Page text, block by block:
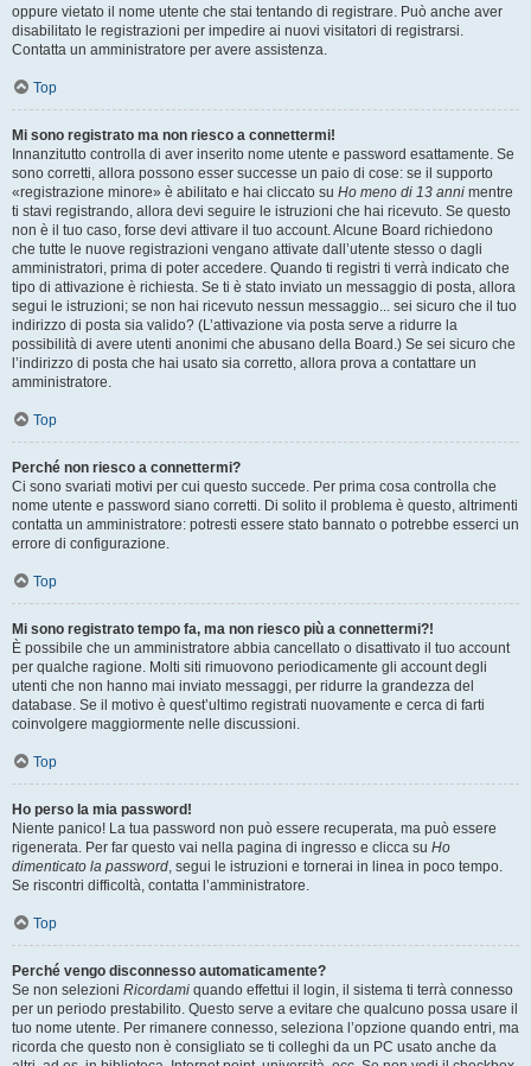
oppure vietato il nome utente che stai tentando di registrare. Può anche aver
disabilitato le registrazioni per impedire ai nuovi visitatori di registrarsi.
Contatta un amministratore per avere assistenza.
Top
Mi sono registrato ma non riesco a connettermi!
Innanzitutto controlla di aver inserito nome utente e password esattamente. Se
sono corretti, allora possono esser successe un paio di cose: se il supporto
«registrazione minore» è abilitato e hai cliccato su Ho meno di 13 anni mentre
ti stavi registrando, allora devi seguire le istruzioni che hai ricevuto. Se questo
non è il tuo caso, forse devi attivare il tuo account. Alcune Board richiedono
che tutte le nuove registrazioni vengano attivate dall’utente stesso o dagli
amministratori, prima di poter accedere. Quando ti registri ti verrà indicato che
tipo di attivazione è richiesta. Se ti è stato inviato un messaggio di posta, allora
segui le istruzioni; se non hai ricevuto nessun messaggio... sei sicuro che il tuo
indirizzo di posta sia valido? (L’attivazione via posta serve a ridurre la
possibilità di avere utenti anonimi che abusano della Board.) Se sei sicuro che
l’indirizzo di posta che hai usato sia corretto, allora prova a contattare un
amministratore.
Top
Perché non riesco a connettermi?
Ci sono svariati motivi per cui questo succede. Per prima cosa controlla che
nome utente e password siano corretti. Di solito il problema è questo, altrimenti
contatta un amministratore: potresti essere stato bannato o potrebbe esserci un
errore di configurazione.
Top
Mi sono registrato tempo fa, ma non riesco più a connettermi?!
È possibile che un amministratore abbia cancellato o disattivato il tuo account
per qualche ragione. Molti siti rimuovono periodicamente gli account degli
utenti che non hanno mai inviato messaggi, per ridurre la grandezza del
database. Se il motivo è quest’ultimo registrati nuovamente e cerca di farti
coinvolgere maggiormente nelle discussioni.
Top
Ho perso la mia password!
Niente panico! La tua password non può essere recuperata, ma può essere
rigenerata. Per far questo vai nella pagina di ingresso e clicca su Ho
dimenticato la password, segui le istruzioni e tornerai in linea in poco tempo.
Se riscontri difficoltà, contatta l’amministratore.
Top
Perché vengo disconnesso automaticamente?
Se non selezioni Ricordami quando effettui il login, il sistema ti terrà connesso
per un periodo prestabilito. Questo serve a evitare che qualcuno possa usare il
tuo nome utente. Per rimanere connesso, seleziona l’opzione quando entri, ma
ricorda che questo non è consigliato se ti colleghi da un PC usato anche da